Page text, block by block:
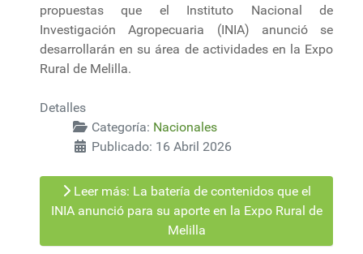
propuestas que el Instituto Nacional de
Investigación Agropecuaria (INIA) anunció se
desarrollarán en su área de actividades en la Expo
Rural de Melilla.
Detalles
Categoría: Nacionales
Publicado: 16 Abril 2026
Leer más: La batería de contenidos que el
INIA anunció para su aporte en la Expo Rural de
Melilla